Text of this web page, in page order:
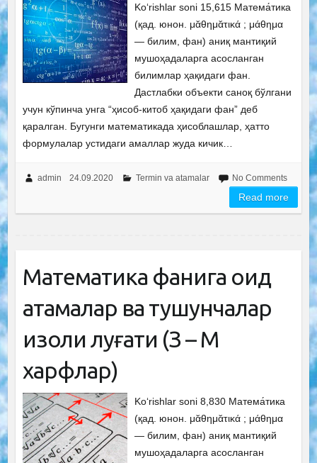
Ko‘rishlar soni 15,615 Матема́тика
(қад. юнон. μᾰθημᾰτικά ; μάθημα
— билим, фан) аниқ мантиқий
мушоҳадаларга асосланган
билимлар ҳақидаги фан.
Дастлабки объекти саноқ бўлгани
учун кўпинча унга “ҳисоб-китоб ҳақидаги фан” деб
қаралган. Бугунги математикада ҳисоблашлар, ҳатто
формулалар устидаги амаллар жуда кичик…
admin 24.09.2020 Termin va atamalar No Comments
Read more
Математика фанига оид
атамалар ва тушунчалар
изоҳли луғати (З – М
харфлар)
Ko‘rishlar soni 8,830 Матема́тика
(қад. юнон. μᾰθημᾰτικά ; μάθημα
— билим, фан) аниқ мантиқий
мушоҳадаларга асосланган